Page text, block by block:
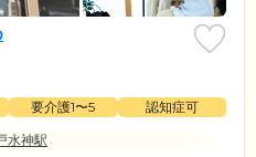
要介護1〜5
認知症可
水神駅